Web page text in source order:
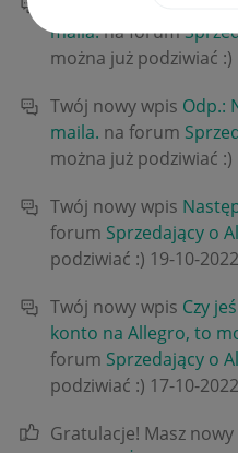
maila.na forum
można już podziwiać :)
Twój nowy wpis Odp.:
maila. na forum
można już podziwiać :)
Twój nowy wpis
forum Sprzedający o
podziwiać :) ‎19-10-2022
Twój nowy wpis Czy
konto na Allegro, to
forum Sprzedający o
podziwiać :) ‎17-10-2022
Gratulacje! Masz